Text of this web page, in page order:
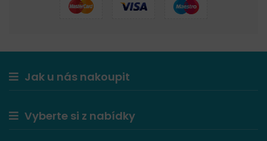
Jak u nás nakoupit
Vyberte si z nabídky